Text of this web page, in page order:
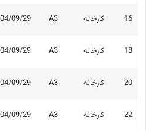
کارخانه 1404/09/29
کارخانه 1404/09/29
کارخانه 1404/09/29
کارخانه 1404/09/29